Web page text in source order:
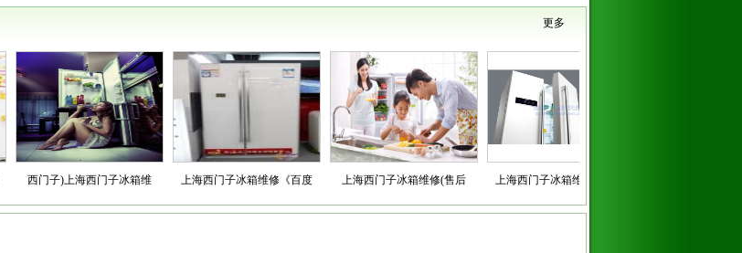
更多
西门子)上海西门子冰箱维 上海西门子冰箱维修《百度 上海西门子冰箱维修(售后 上海西门子冰箱维修售后服